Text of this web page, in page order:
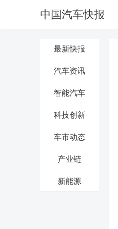
中国汽车快报
最新快报
汽车资讯
智能汽车
科技创新
车市动态
产业链
新能源